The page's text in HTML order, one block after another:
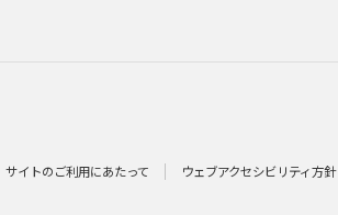
サイトのご利用にあたって ウェブアクセシビリティ方針